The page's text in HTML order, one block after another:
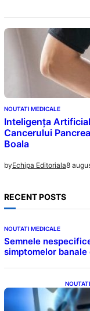
NOUTATI MEDICALE
Inteligența
Cancerului
Boala
byEchipa Editoriala8
RECENT POSTS
NOUTATI MEDICALE
Semnele
simptomelor